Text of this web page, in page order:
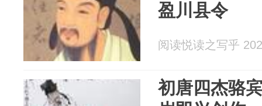
盈川县令
阅读悦读之写乎
初唐四杰骆